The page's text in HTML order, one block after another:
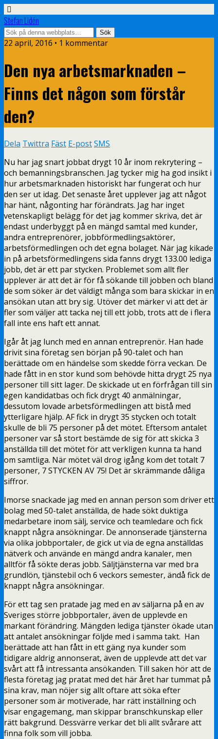
Stefan Lidén
22 april, 2016 • 1 kommentar
Den nya arbetsmarknaden –
Finns det någon som förstår
den?
Dela Twittra Fäst E-postSMS
Nu har jag snart jobbat drygt 10 år inom rekrytering –
och bemanningsbranschen. Jag tycker mig ha god insikt i
hur arbetsmarknaden historiskt har fungerat och hur
den ser ut idag. Det senaste året upplever jag att något
har hänt, någonting har förändrats. Jag har inget
vetenskapligt belägg för det jag kommer skriva, det är
endast underbyggt på en mängd samtal med kunder,
andra entreprenörer, jobbförmedlingsaktörer,
arbetsförmedlingen och det egna bolaget. När jag kikade
in på arbetsförmedlingens sida fanns drygt 133.00 lediga
jobb, det är ett par stycken. Problemet som allt fler
upplever är att det är för få sökande till jobben och bland
de som söker är det väldigt många som bara skickar in en
ansökan utan att bry sig. Utöver det märker vi att det är
fler som väljer att tacka nej till ett jobb, trots att de i flera
fall inte ens haft ett annat.
Igår åt jag lunch med en annan entreprenör. Han hade
drivit sina företag sen början på 90-talet och han
berättade om en händelse som skedde förra veckan. De
hade fått in en stor kund som behövde hitta drygt 25 nya
personer till sitt lager. De skickade ut en förfrågan till sin
egen kandidatbas och fick drygt 40 anmälningar,
dessutom lovade arbetsförmedlingen att bistå med
ytterligare hjälp. AF fick in drygt 35 stycken och totalt
skulle de bli 75 personer på det mötet. Eftersom antalet
personer var så stort bestämde de sig för att skicka 3
anställda till det mötet för att verkligen kunna ta hand
om samtliga. När mötet väl drog igång kom det totalt 7
personer, 7 STYCKEN AV 75! Det är skrämmande dåliga
siffror.
Imorse snackade jag med en annan person som driver ett
bolag med 50-talet anställda, de hade sökt duktiga
medarbetare inom sälj, service och teamledare och fick
knappt några ansökningar. De annonserade tjänsterna
via olika jobbportaler, de gick ut via de egna anställdas
nätverk och använde en mängd andra kanaler, men
alltför få sökte deras jobb. Säljtjänsterna var med bra
grundlön, tjänstebil och 6 veckors semester, ändå fick de
knappt några ansökningar.
För ett tag sen pratade jag med en av säljarna på en av
Sveriges större jobbportaler, även de upplevde en
markant förändring. Mängden lediga tjänster ökade utan
att antalet ansökningar följde med i samma takt. Han
berättade att han fått in ett gäng nya kunder som
tidigare aldrig annonserat, även de upplevde att det var
svårt att få intressanta ansökanden. Till saken hör att de
flesta företag jag pratat med det här året har tummat på
sina krav, man nöjer sig allt oftare att söka efter
personer som är motiverade, har rätt inställning och
visar engagemang, man skippar branschkunskap eller
rätt bakgrund. Dessvärre verkar det bli allt svårare att
finna folk som vill jobba.